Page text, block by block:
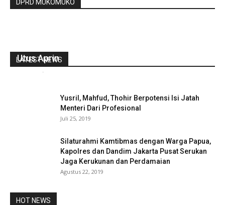
DPRD MUKOMUKO
LATEST NEWS
Utus Aprin
-
Yusril, Mahfud, Thohir Berpotensi Isi Jatah
Menteri Dari Profesional
Juli 25, 2019
Silaturahmi Kamtibmas dengan Warga Papua,
Kapolres dan Dandim Jakarta Pusat Serukan
Jaga Kerukunan dan Perdamaian
Agustus 22, 2019
HOT NEWS